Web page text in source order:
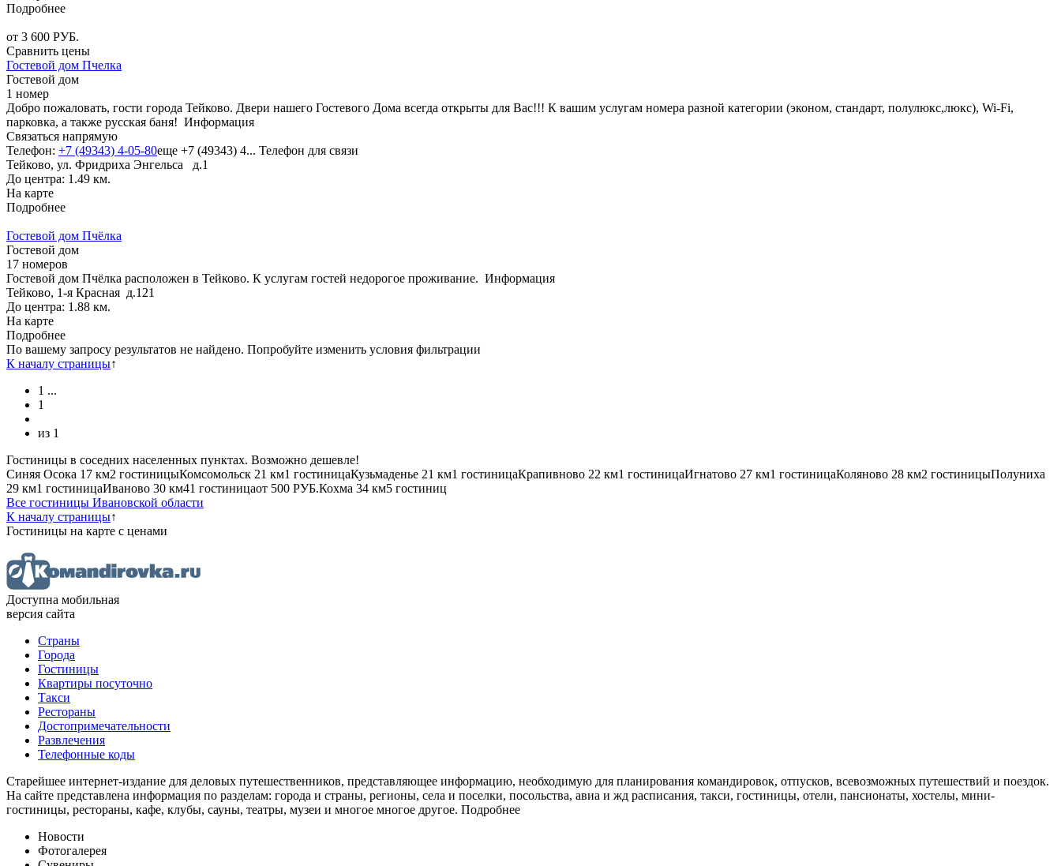
Подробнее
от 3 600 РУБ.
Сравнить цены
Гостевой дом Пчелка
Гостевой дом
1 номер
Добро пожаловать, гости города Тейково. Двери нашего Гостевого Дома всегда открыты для Вас!!! К вашим услугам номера разной категории (эконом, стандарт, полулюкс,люкс), Wi-Fi,
парковка, а также русская баня! Информация
Связаться напрямую
Телефон: +7 (49343) 4-05-80еще +7 (49343) 4... Телефон для связи
Тейково, ул. Фридриха Энгельса д.1
До центра: 1.49 км.
На карте
Подробнее
Гостевой дом Пчёлка
Гостевой дом
17 номеров
Гостевой дом Пчёлка расположен в Тейково. К услугам гостей недорогое проживание. Информация
Тейково, 1-я Красная д.121
До центра: 1.88 км.
На карте
Подробнее
По вашему запросу результатов не найдено. Попробуйте изменить условия фильтрации
К началу страницы↑
1 ...
1
из 1
Гостиницы в соседних населенных пунктах. Возможно дешевле!
Синяя Осока 17 км2 гостиницыКомсомольск 21 км1 гостиницаКузьмаденье 21 км1 гостиницаКрапивново 22 км1 гостиницаИгнатово 27 км1 гостиницаКоляново 28 км2 гостиницыПолуниха
29 км1 гостиницаИваново 30 км41 гостиницаот 500 РУБ.Кохма 34 км5 гостиниц
Все гостиницы Ивановской области
К началу страницы↑
Гостиницы на карте с ценами
Доступна мобильная
версия сайта
Страны
Города
Гостиницы
Квартиры посуточно
Такси
Рестораны
Достопримечательности
Развлечения
Телефонные коды
Старейшее интернет-издание для деловых путешественников, представляющее информацию, необходимую для планирования командировок, отпусков, всевозможных путешествий и поездок.
На сайте представлена информация по разделам: города и страны, регионы, села и поселки, посольства, авиа и жд расписания, такси, гостиницы, отели, пансионаты, хостелы, мини-
гостиницы, рестораны, кафе, клубы, сауны, театры, музеи и многое многое другое. Подробнее
Новости
Фотогалерея